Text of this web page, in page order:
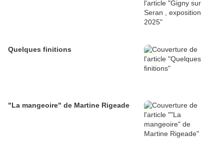
Quelques finitions
"La mangeoire" de Martine Rigeade